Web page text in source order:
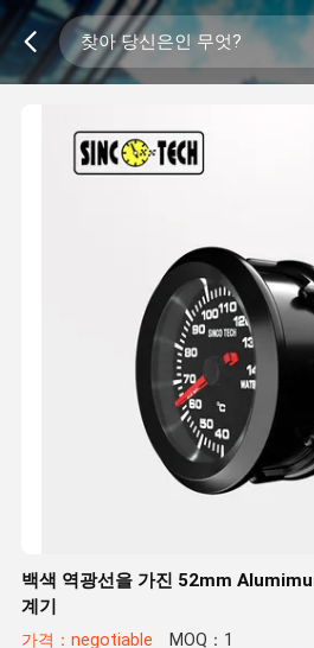
백색 역광선을 가진 52mm
계기
가격：negotiable MOQ：1